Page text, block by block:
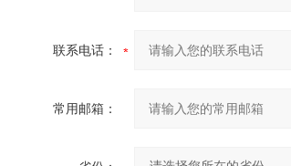
联系电话：
常用邮箱：